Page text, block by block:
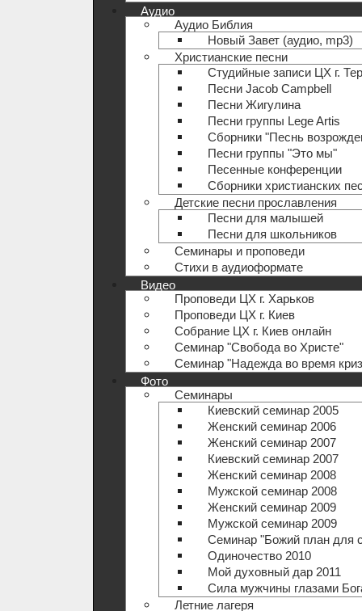
Аудио
Аудио Библия
Новый Завет (аудио, mp3)
Христианские песни
Студийные записи ЦХ г.
Песни Jacob Campbell
Песни Жигулина
Песни группы Lege Artis
Сборники "Песнь
Песни группы "Это мы"
Песенные конференции
Сборники христианских
Детские песни прославления
Песни для малышей
Песни для школьников
Семинары и проповеди
Стихи в аудиоформате
Видео
Проповеди ЦХ г. Харьков
Проповеди ЦХ г. Киев
Собрание ЦХ г. Киев онлайн
Семинар "Свобода во Христе"
Семинар "Надежда во время
Фото
Семинары
Киевский семинар 2005
Женский семинар 2006
Женский семинар 2007
Киевский семинар 2007
Женский семинар 2008
Мужской семинар 2008
Женский семинар 2009
Мужской семинар 2009
Семинар "Божий план для
Одиночество 2010
Мой духовный дар 2011
Сила мужчины глазами
Летние лагеря